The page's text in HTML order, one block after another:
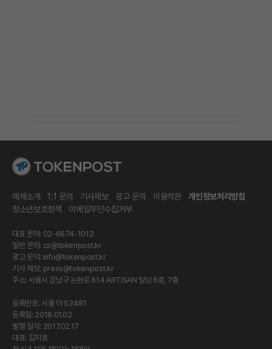
매체소개 1:1 문의 기사제보 광고 문의 이용약관
개인정보처리방침
청소년보호정책
이메일무단수집거부
대표 문의: 02-6674-1012
일반 문의: cs@tokenpost.kr
광고 문의: info@tokenpost.kr
기사 제보: press@tokenpost.kr
주소: 서울시 강남구 논현로 614 ARTISAN 빌딩 6층, 7층
등록번호: 서울 아 52481
등록일: 2018.01.02
발행 일자: 2017.02.17
대표: 김지호